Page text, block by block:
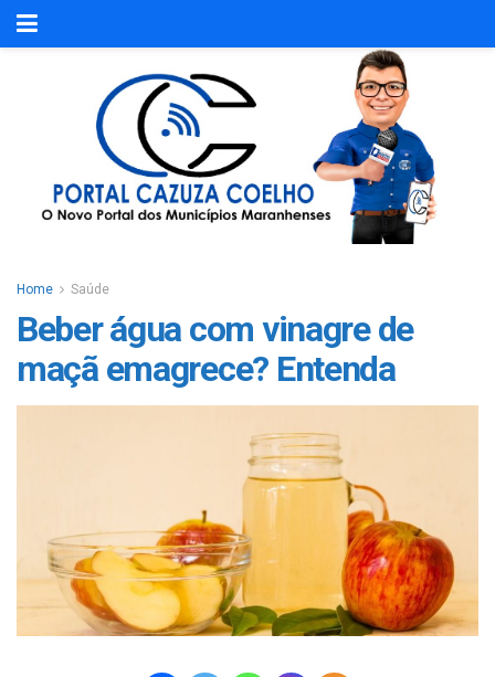
Home Saúde
Beber água com vinagre de
maçã emagrece? Entenda